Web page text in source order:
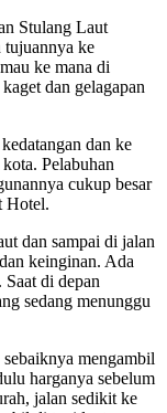
Stulang Laut
tujuannya ke
ke mana di
dan gelagapan
dan ke
Pelabuhan
cukup besar
Hotel.
dan sampai di jalan
keinginan. Ada
di depan
sedang menunggu
mengambil
harganya sebelum
jalan sedikit ke